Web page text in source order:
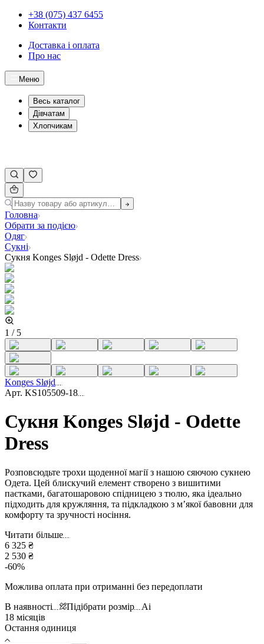
+38 (075) 437 6455
Контакти
Доставка і оплата
Про нас
Меню
Весь каталог
Дівчатам
Хлопчикам
Головна
Обрати за подією
Одяг
Сукні
Сукня Konges Sløjd - Odette Dress
1 / 5
Konges Sløjd
Арт. KS105509-18
Сукня Konges Sløjd - Odette
Dress
Розповсюдьте трохи щоденної магії з нашою сяючою сукнею
Одета. Цей блискучий елемент створено з вишитими
паєтками, багатошаровою спідницею з тюлю, яка ідеально
підходить для кружляння, та підкладкою з м’якої бавовни для
комфорту та зручності носіння.
Читати більше
6 325 ₴
2 530 ₴
-60%
Можлива оплата при отриманні без передоплати
В наявності
Підібрати розмір
Ai
18 місяців
Остання одиниця